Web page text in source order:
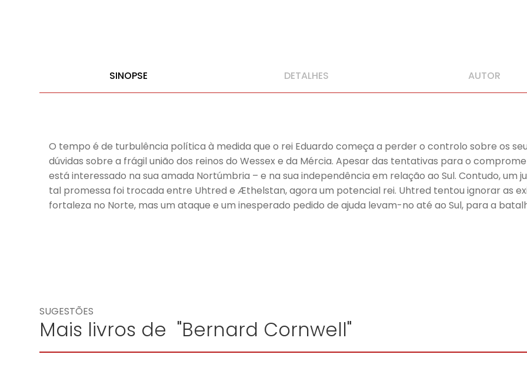
SINOPSE DETALHES AUTOR
O tempo é de turbulência política à medida que o rei Eduardo começa a perder o controlo sobre os
dúvidas sobre a frágil união dos reinos do Wessex e da Mércia. Apesar das tentativas para o
está interessado na sua amada Nortúmbria – e na sua independência em relação ao Sul. Contudo, um
tal promessa foi trocada entre Uhtred e Æthelstan, agora um potencial rei. Uhtred tentou ignorar as
fortaleza no Norte, mas um ataque e um inesperado pedido de ajuda levam-no até ao Sul, para a
SUGESTÕES
Mais livros de "Bernard Cornwell"